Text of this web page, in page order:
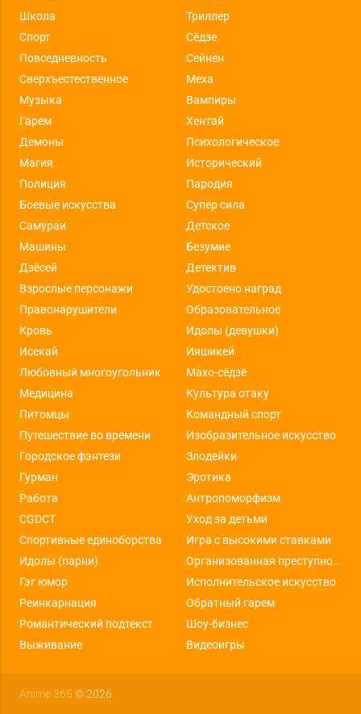
Школа
Триллер
Спорт
Сёдзе
Повседневность
Сейнен
Сверхъестественное
Меха
Музыка
Вампиры
Гарем
Хентай
Демоны
Психологическое
Магия
Исторический
Полиция
Пародия
Боевые искусства
Супер сила
Самураи
Детское
Машины
Безумие
Дзёсей
Детектив
Взрослые персонажи
Удостоено наград
Правонарушители
Образовательное
Кровь
Идолы (девушки)
Исекай
Ияшикей
Любовный многоугольник
Махо-сёдзё
Медицина
Культура отаку
Питомцы
Командный спорт
Путешествие во времени
Изобразительное искусство
Городское фэнтези
Злодейки
Гурман
Эротика
Работа
Антропоморфизм
CGDCT
Уход за детьми
Спортивные единоборства
Игра с высокими ставками
Идолы (парни)
Организованная преступность
Гэг юмор
Исполнительское искусство
Реинкарнация
Обратный гарем
Романтический подтекст
Шоу-бизнес
Выживание
Видеоигры
Anime 365 © 2026